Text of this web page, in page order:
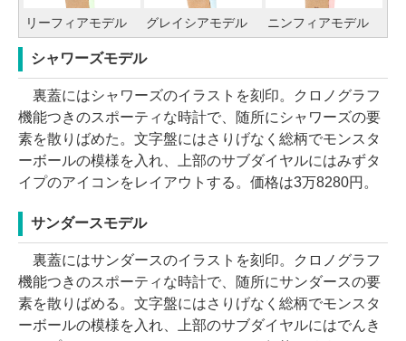
リーフィアモデル グレイシアモデル ニンフィアモデル
シャワーズモデル
裏蓋にはシャワーズのイラストを刻印。クロノグラフ
機能つきのスポーティな時計で、随所にシャワーズの要
素を散りばめた。文字盤にはさりげなく総柄でモンスタ
ーボールの模様を入れ、上部のサブダイヤルにはみずタ
イプのアイコンをレイアウトする。価格は3万8280円。
サンダースモデル
裏蓋にはサンダースのイラストを刻印。クロノグラフ
機能つきのスポーティな時計で、随所にサンダースの要
素を散りばめる。文字盤にはさりげなく総柄でモンスタ
ーボールの模様を入れ、上部のサブダイヤルにはでんき